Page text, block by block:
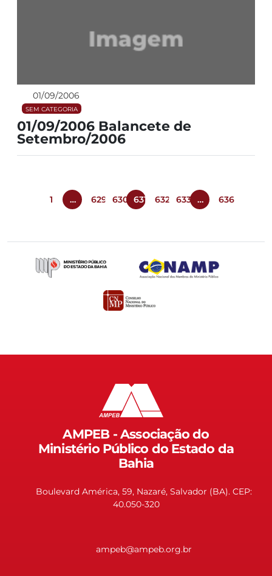
01/09/2006
SEM CATEGORIA
01/09/2006 Balancete de
Setembro/2006
1 … 629 630 631 632 633 … 636
AMPEB - Associação do
Ministério Público do Estado da
Bahia
Boulevard América, 59, Nazaré, Salvador (BA). CEP:
40.050-320
ampeb@ampeb.org.br